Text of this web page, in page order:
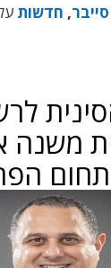
, חדשות
משנה